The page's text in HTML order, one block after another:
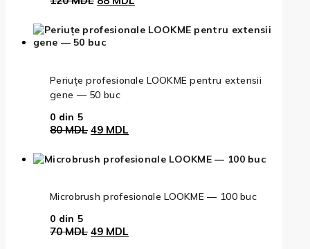
a
fost:
este:
Periuțe profesionale LOOKME pentru extensii
gene — 50 buc
0 din 5
80MDL Prețul
a
fost:
49 MDL
este:
Microbrush profesionale LOOKME — 100 buc
0 din 5
70MDL Prețul
49 MDL